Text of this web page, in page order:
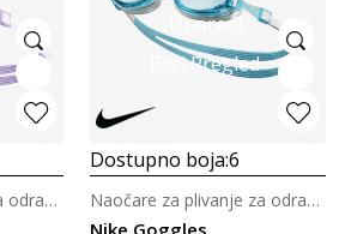
Naočare za plivanje za odrasle
Uporedi
Brzi Pregled
Dostupno boja:6
Nike Goggles
Naočare za plivanje za odrasle